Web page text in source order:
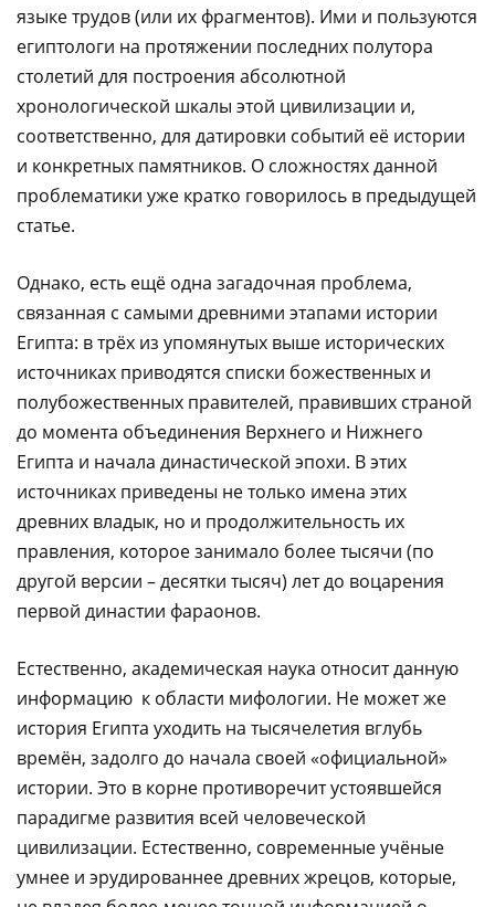
языке трудов (или их фрагментов). Ими и пользуются
египтологи на протяжении последних полутора
столетий для построения абсолютной
хронологической шкалы этой цивилизации и,
соответственно, для датировки событий её истории
и конкретных памятников. О сложностях данной
проблематики уже кратко говорилось в предыдущей
статье.
Однако, есть ещё одна загадочная проблема,
связанная с самыми древними этапами истории
Египта: в трёх из упомянутых выше исторических
источниках приводятся списки божественных и
полубожественных правителей, правивших страной
до момента объединения Верхнего и Нижнего
Египта и начала династической эпохи. В этих
источниках приведены не только имена этих
древних владык, но и продолжительность их
правления, которое занимало более тысячи (по
другой версии – десятки тысяч) лет до воцарения
первой династии фараонов.
Естественно, академическая наука относит данную
информацию к области мифологии. Не может же
история Египта уходить на тысячелетия вглубь
времён, задолго до начала своей «официальной»
истории. Это в корне противоречит устоявшейся
парадигме развития всей человеческой
цивилизации. Естественно, современные учёные
умнее и эрудированнее древних жрецов, которые,